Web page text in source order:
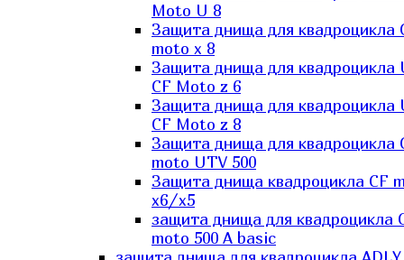
Moto U 8
Защита днища для квадроцикла
moto x 8
Защита днища для квадроцикла
CF Moto z 6
Защита днища для квадроцикла
CF Moto z 8
Защита днища для квадроцикла
moto UTV 500
Защита днища квадроцикла СF
x6/x5
защита днища для квадроцикла
moto 500 A basic